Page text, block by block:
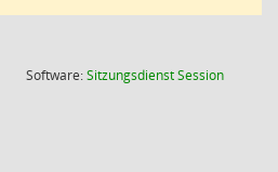
Software:SitzungsdienstSession(Wird in